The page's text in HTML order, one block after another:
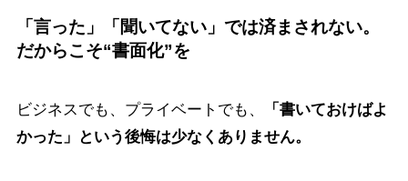
「言った」「聞いてない」では済まされない。
だからこそ“書面化”を
ビジネスでも、プライベートでも、
「書いておけばよ
かった」という後悔は少なくありません。